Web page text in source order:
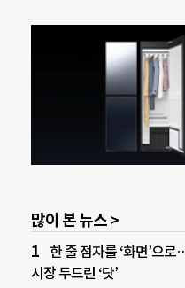
많이 본 뉴스 >
한 줄 점자를 ‘화면’으
시장 두드린 ‘닷’